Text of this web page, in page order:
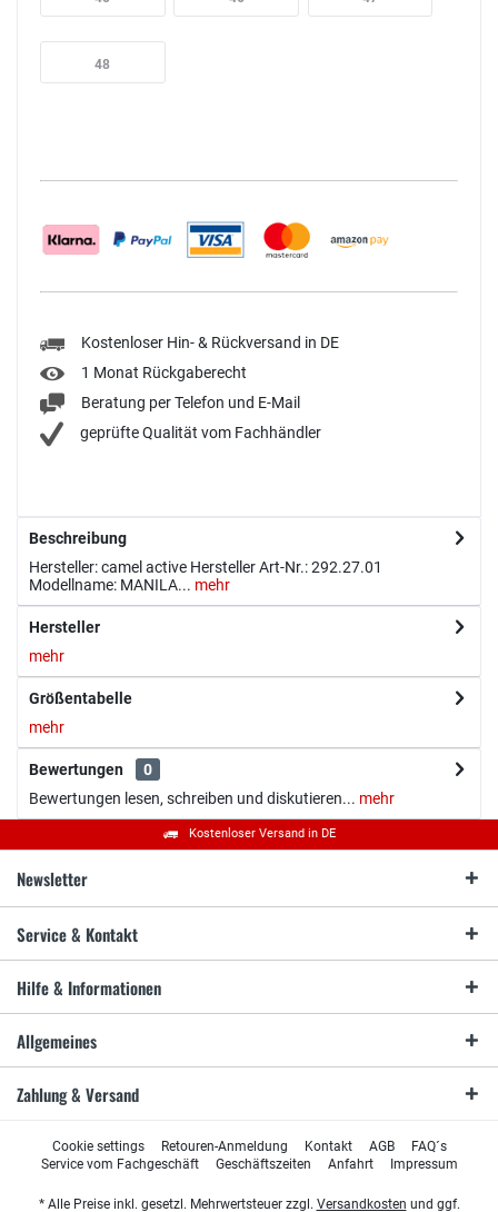
48
Kostenloser Hin- & Rückversand in DE
1 Monat Rückgaberecht
Beratung per Telefon und E-Mail
geprüfte Qualität vom Fachhändler
Beschreibung
Hersteller: camel active Hersteller Art-Nr.: 292.27.01
Modellname: MANILA... mehr
Hersteller
mehr
Größentabelle
mehr
Bewertungen
0
Bewertungen lesen, schreiben und diskutieren... mehr
Kostenloser Versand in DE
Newsletter
Service & Kontakt
Hilfe & Informationen
Allgemeines
Zahlung & Versand
Cookie settings Retouren-Anmeldung Kontakt AGB
FAQ´s
Service vom Fachgeschäft
Geschäftszeiten Anfahrt Impressum
* Alle Preise inkl. gesetzl. Mehrwertsteuer zzgl. Versandkosten und ggf.